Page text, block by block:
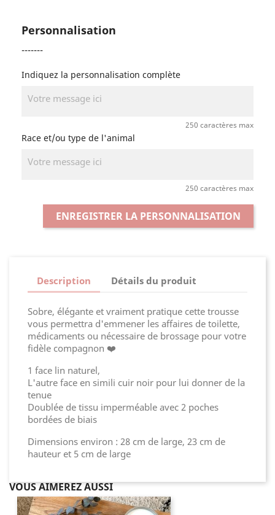
Personnalisation
-------
Indiquez la personnalisation complète
250 caractères max
Race et/ou type de l'animal
250 caractères max
ENREGISTRER LA PERSONNALISATION
Description Détails du produit
Sobre, élégante et vraiment pratique cette trousse
vous permettra d'emmener les affaires de toilette,
médicaments ou nécessaire de brossage pour votre
fidèle compagnon ❤️
1 face lin naturel,
L'autre face en simili cuir noir pour lui donner de la
tenue
Doublée de tissu imperméable avec 2 poches
bordées de biais
Dimensions environ : 28 cm de large, 23 cm de
hauteur et 5 cm de large
VOUS AIMEREZ AUSSI